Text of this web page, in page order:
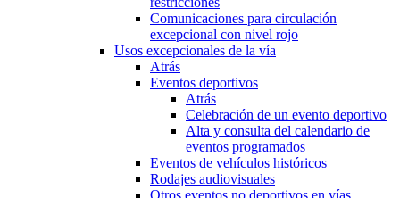
Comunicaciones para circulación
excepcional con nivel rojo
Usos excepcionales de la vía
Atrás
Eventos deportivos
Atrás
Celebración de un evento deportivo
Alta y consulta del calendario de
eventos programados
Eventos de vehículos históricos
Rodajes audiovisuales